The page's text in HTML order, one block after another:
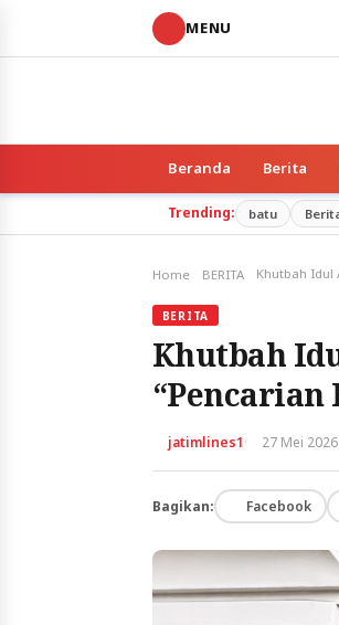
MENU
Beranda Berita
Trending: batu
Home BERITA
BERITA
Khutbah
“Pencarian
jatimlines1· 27 Mei 2026
Bagikan: Facebook